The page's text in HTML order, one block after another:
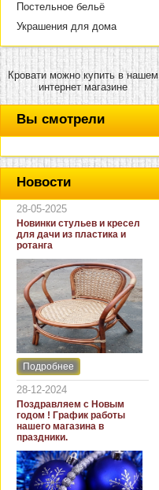
Постельное бельё
Украшения для дома
Кровати можно купить в нашем
интернет магазине
Вы смотрели
Новости
28-05-2025
Новинки стульев и кресел
для дачи из пластика и
ротанга
Интернет-магазин "Кровать
и диван" представляет
новинки стульев и кресел
для дачи. В ассортименте
представлены как
бюджетные модели из
пластика для дачи, так и
кресла для загородных
домов из натурального и
искусственного ротанга.
Подробнее
28-12-2024
Поздравляем с Новым
годом ! График работы
нашего магазина в
праздники.